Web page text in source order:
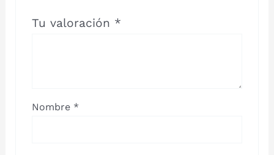
Tu valoración *
Nombre *